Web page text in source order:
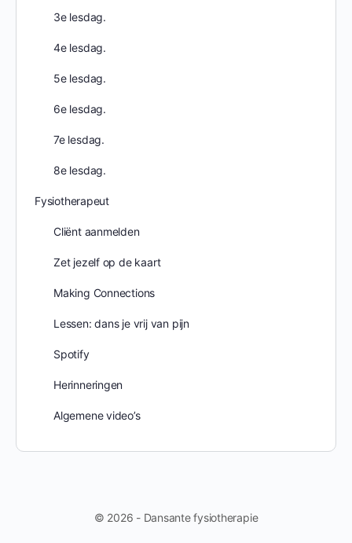
3e lesdag.
4e lesdag.
5e lesdag.
6e lesdag.
7e lesdag.
8e lesdag.
Fysiotherapeut
Cliënt aanmelden
Zet jezelf op de kaart
Making Connections
Lessen: dans je vrij van pijn
Spotify
Herinneringen
Algemene video’s
© 2026 - Dansante fysiotherapie